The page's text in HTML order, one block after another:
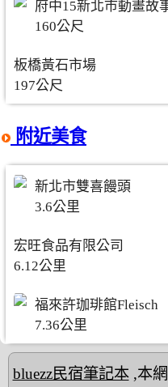
府中15新北市動畫故
160公尺
板橋黃石市場
197公尺
附近美食
新北市雙喜饅頭
3.6公里
宏旺食品有限公司
6.12公里
福來許珈琲館Fleisch
7.36公里
bluezz民宿筆記本,本網